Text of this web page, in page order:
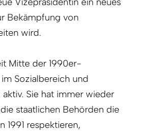
Bekämpfung von
wird.
Mitte der 1990er-
Sozialbereich und
Sie hat immer wieder
staatlichen Behörden die
1991 respektieren,